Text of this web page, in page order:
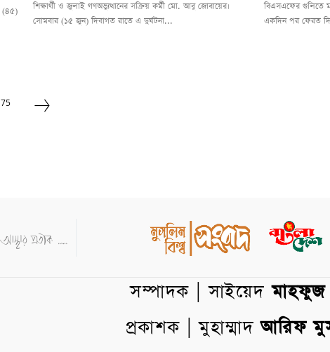
(৪৫)
শিক্ষার্থী ও জুলাই গণঅভ্যুত্থানের সক্রিয় কর্মী মো. আবু জোবায়ের।
সোমবার (১৫ জুন) দিবাগত রাতে এ দুর্ঘটনা...
বিএসএফের গুলিতে
একদিন পর ফেরত
সম্পাদক | সাইয়েদমাহফুজ
প্রকাশক | মুহাম্মাদআরিফ